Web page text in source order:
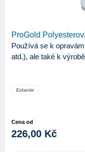
ProGold
Používá se k
atd.), ale také k
Cena od
226,00 Kč